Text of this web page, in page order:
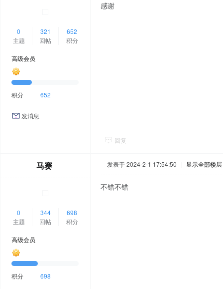
0
主题
321
回帖
652
积分
高级会员
积分 652
发消息
感谢
回复
马赛
0
主题
344
回帖
698
积分
高级会员
积分 698
发表于 2024-2-1 17:54:50 显示全部楼层
不错不错